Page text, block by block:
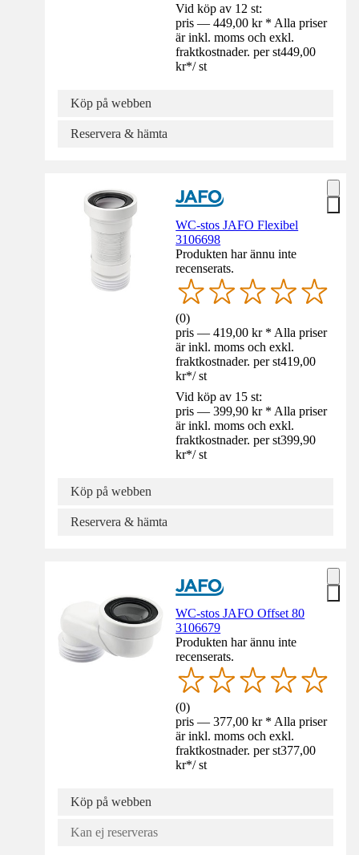
Vid köp av 12 st:
pris — 449,00 kr * Alla priser
är inkl. moms och exkl.
fraktkostnader. per st449,00
kr*/ st
Köp på webben
Reservera & hämta
WC-stos JAFO Flexibel
3106698
Produkten har ännu inte
recenserats.
(0)
pris — 419,00 kr * Alla priser
är inkl. moms och exkl.
fraktkostnader. per st419,00
kr*/ st
Vid köp av 15 st:
pris — 399,90 kr * Alla priser
är inkl. moms och exkl.
fraktkostnader. per st399,90
kr*/ st
Köp på webben
Reservera & hämta
WC-stos JAFO Offset 80
3106679
Produkten har ännu inte
recenserats.
(0)
pris — 377,00 kr * Alla priser
är inkl. moms och exkl.
fraktkostnader. per st377,00
kr*/ st
Köp på webben
Kan ej reserveras